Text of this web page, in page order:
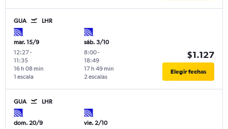
GUA LHR
mar. 15/9
12:27-
11:35
1 escala
16 h 08 min
sáb. 3/10
8:00-
18:49
2 escalas
17 h 49 min
$1.127
Elegir fechas
GUA LHR
dom. 20/9
vie. 2/10